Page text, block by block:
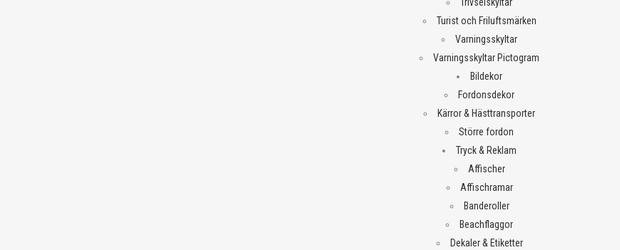
Trivselskyltar
Turist och Friluftsmärken
Varningsskyltar
Varningsskyltar Pictogram
Bildekor
Fordonsdekor
Kärror & Hästtransporter
Större fordon
Tryck & Reklam
Affischer
Affischramar
Banderoller
Beachflaggor
Dekaler & Etiketter